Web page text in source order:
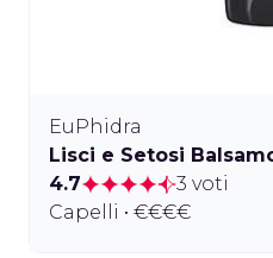
EuPhidra
Lisci e Setosi
4.7
3 voti
Capelli • €€€€